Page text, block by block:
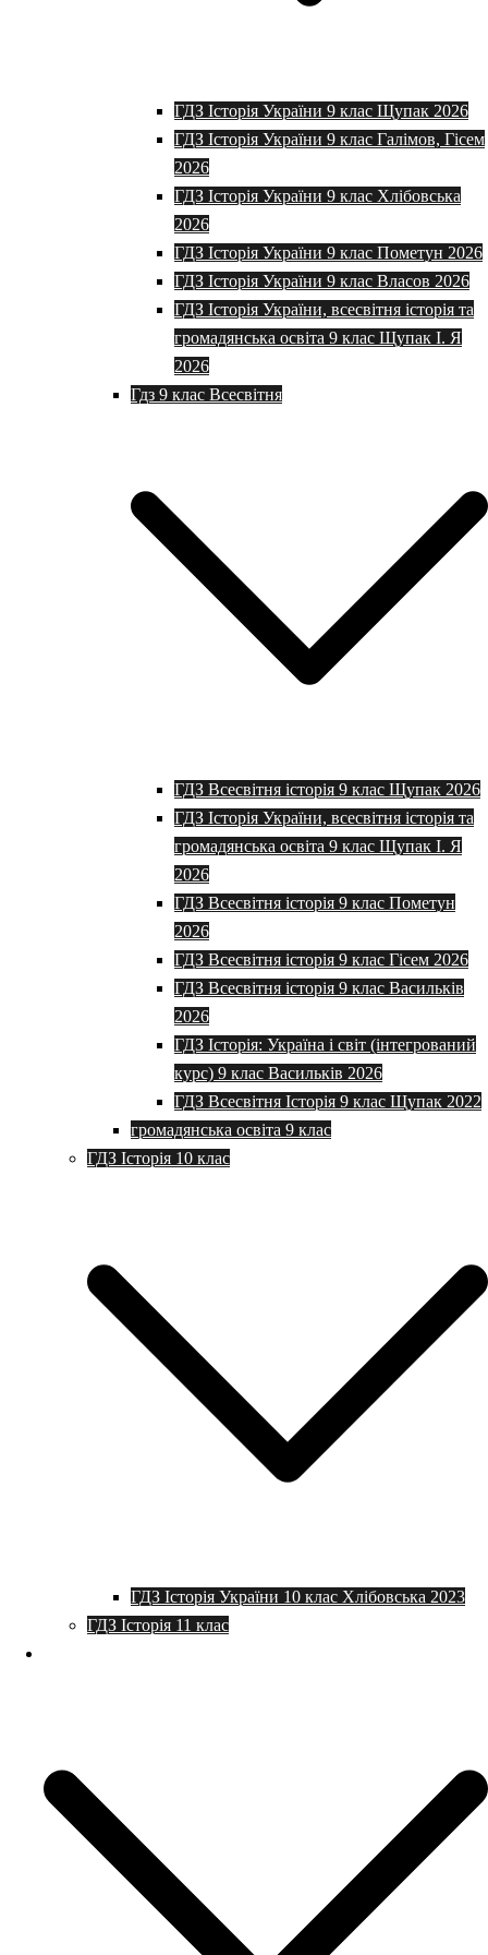
ГДЗ Історія України 9 клас Щупак 2026
ГДЗ Історія України 9 клас Галімов, Гісем
2026
ГДЗ Історія України 9 клас Хлібовська
2026
ГДЗ Історія України 9 клас Пометун 2026
ГДЗ Історія України 9 клас Власов 2026
ГДЗ Історія України, всесвітня історія та
громадянська освіта 9 клас Щупак І. Я
2026
Гдз 9 клас Всесвітня
ГДЗ Всесвітня історія 9 клас Щупак 2026
ГДЗ Історія України, всесвітня історія та
громадянська освіта 9 клас Щупак І. Я
2026
ГДЗ Всесвітня історія 9 клас Пометун
2026
ГДЗ Всесвітня історія 9 клас Гісем 2026
ГДЗ Всесвітня історія 9 клас Васильків
2026
ГДЗ Історія: Україна і світ (інтегрований
курс) 9 клас Васильків 2026
ГДЗ Всесвітня Історія 9 клас Щупак 2022
громадянська освіта 9 клас
ГДЗ Історія 10 клас
ГДЗ Історія України 10 клас Хлібовська 2023
ГДЗ Історія 11 клас